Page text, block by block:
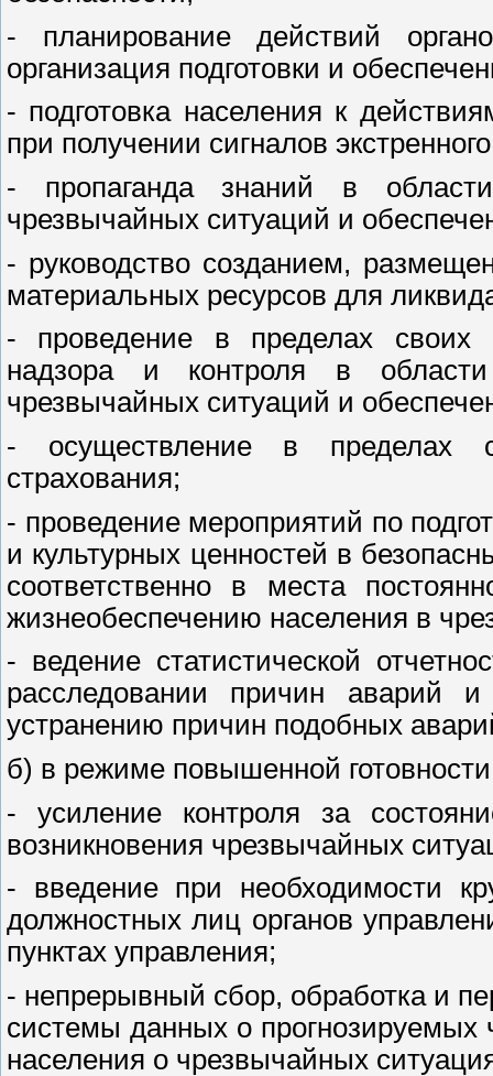
- планирование действий
организация подготовки и
- подготовка населения к
при получении сигналов
- пропаганда знаний в
чрезвычайных ситуаций и
- руководство созданием,
материальных ресурсов для
- проведение в пределах своих
надзора и контроля в
чрезвычайных ситуаций и
- осуществление в пределах
страхования;
- проведение мероприятий по
и культурных ценностей в
соответственно в места
жизнеобеспечению населения в
- ведение статистической
расследовании причин аварий
устранению причин подобных
б) в режиме повышенной
- усиление контроля за
возникновения чрезвычайных
- введение при необходимости
должностных лиц органов
пунктах управления;
- непрерывный сбор, обработка и
системы данных о
населения о чрезвычайных